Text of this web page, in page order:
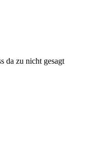
da zu nicht gesagt